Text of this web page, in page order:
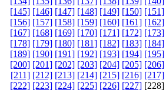
[145] [146] [147] [148] [149] [150] [151]
[156] [157] [158] [159] [160] [161] [162]
[167] [168] [169] [170] [171] [172] [173]
[178] [179] [180] [181] [182] [183] [184]
[189] [190] [191] [192] [193] [194] [195]
[200] [201] [202] [203] [204] [205] [206]
[211] [212] [213] [214] [215] [216] [217]
[222] [223] [224] [225] [226] [227] [228]